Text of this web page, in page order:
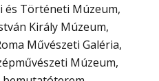
és Történeti Múzeum
Király Múzeum
Művészeti Galéria
Múzeum